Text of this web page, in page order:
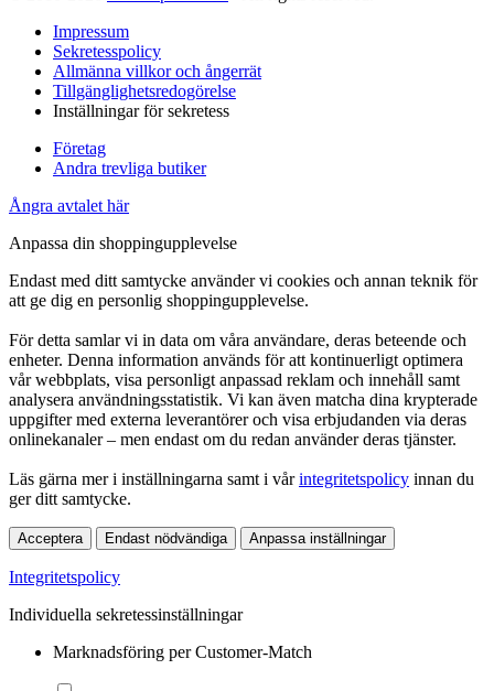
Impressum
Sekretesspolicy
Allmänna villkor och ångerrät
Tillgänglighetsredogörelse
Inställningar för sekretess
Företag
Andra trevliga butiker
Ångra avtalet här
Anpassa din shoppingupplevelse
Endast med ditt samtycke använder vi cookies och annan teknik för
att ge dig en personlig shoppingupplevelse.
För detta samlar vi in data om våra användare, deras beteende och
enheter. Denna information används för att kontinuerligt optimera
vår webbplats, visa personligt anpassad reklam och innehåll samt
analysera användningsstatistik. Vi kan även matcha dina krypterade
uppgifter med externa leverantörer och visa erbjudanden via deras
onlinekanaler – men endast om du redan använder deras tjänster.
Läs gärna mer i inställningarna samt i vårintegritetspolicy innan du
ger ditt samtycke.
Acceptera Endast nödvändiga Anpassa inställningar
Integritetspolicy
Individuella sekretessinställningar
Marknadsföring per Customer-Match